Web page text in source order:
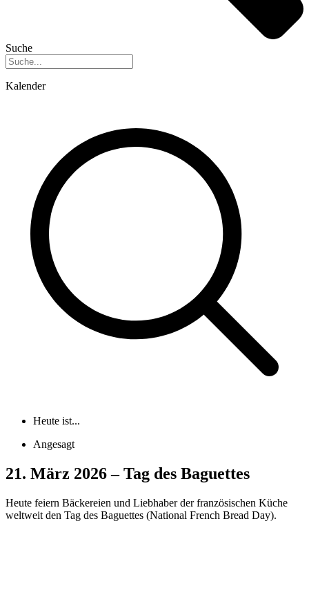
Suche
Kalender
Heute ist...
Angesagt
21. März 2026 – Tag des Baguettes
Heute feiern Bäckereien und Liebhaber der französischen Küche
weltweit den Tag des Baguettes (National French Bread Day).